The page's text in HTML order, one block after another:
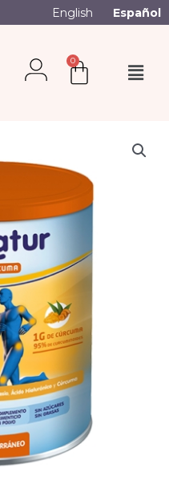
English Español
0